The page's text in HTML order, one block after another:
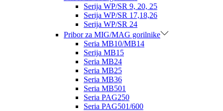
Serija WP/SR 9, 20, 25
Serija WP/SR 17,18,26
Serija WP/SR 24
Pribor za MIG/MAG gorilnike
Seria MB10/MB14
Serija MB15
Seria MB24
Seria MB25
Seria MB36
Seria MB501
Seria PAG250
Seria PAG501/600